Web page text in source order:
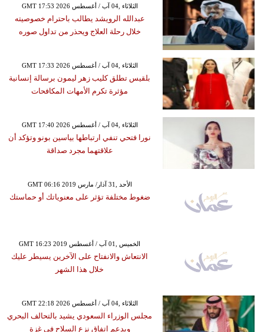
GMT 17:53 2026 الثلاثاء ,04 آب / أغسطس
عبدالله الرويشد يطالب باحترام خصوصيته
خلال رحلة العلاج ويحذر من تداول صوره
GMT 17:33 2026 الثلاثاء ,04 آب / أغسطس
بلقيس تطلق كليب زهر ليمون برسالة إنسانية
مؤثرة تكرم الأمهات المكافحات
GMT 17:40 2026 الثلاثاء ,04 آب / أغسطس
نورا فتحي تنفي ارتباطها بياسين بونو وتؤكد أن
علاقتهما مجرد صداقة
GMT 06:16 2019 الأحد ,31 آذار/ مارس
ضغوط مختلفة تؤثر على معنوياتك أو حماستك
GMT 16:23 2019 الخميس ,01 آب / أغسطس
الانتعاش والانفتاح على الآخرين يسيطر عليك
خلال هذا الشهر
GMT 22:18 2026 الثلاثاء ,04 آب / أغسطس
مجلس الوزراء السعودي يشيد بالتحالف البحري
ويدعم اتفاق نزع السلاح في غزة